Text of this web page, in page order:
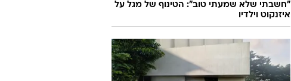
"חשבתי שלא שמעתי טוב": הטינוף של מגל על
איזנקוט וילדיו